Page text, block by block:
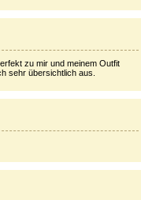
zu mir und meinem Outfit
sehr übersichtlich aus.